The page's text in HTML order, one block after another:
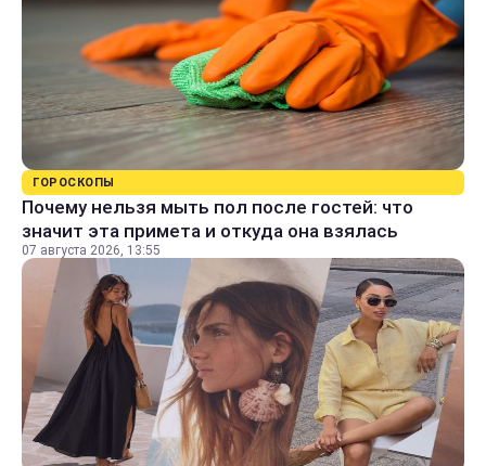
ГОРОСКОПЫ
Почему нельзя мыть пол после гостей: что
значит эта примета и откуда она взялась
07 августа 2026, 13:55